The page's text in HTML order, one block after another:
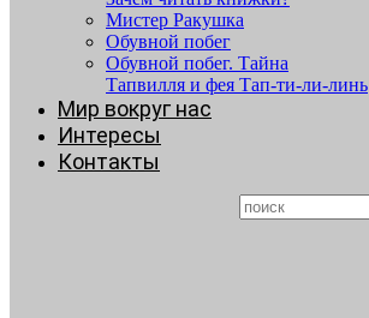
Мистер Ракушка
Обувной побег
Обувной побег. Тайна
Тапвилля и фея Тап-ти-ли-линь
Мир вокруг нас
Интересы
Контакты